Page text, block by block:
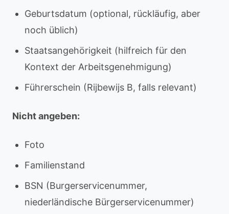
Geburtsdatum (optional, rückläufig, aber
noch üblich)
Staatsangehörigkeit (hilfreich für den
Kontext der Arbeitsgenehmigung)
Führerschein (Rijbewijs B, falls relevant)
Nicht angeben:
Foto
Familienstand
BSN (Burgerservicenummer,
niederländische Bürgerservicenummer)